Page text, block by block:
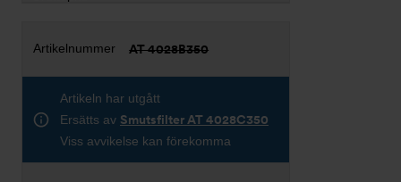
AT 4028B350
Artikeln har utgått
Ersätts av Smutsfilter AT 4028C350
Viss avvikelse kan förekomma